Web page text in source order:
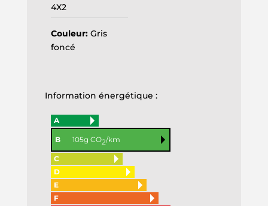
4X2
Couleur:Gris
foncé
Information énergétique :
A
B 105g CO2/km
C
D
E
F